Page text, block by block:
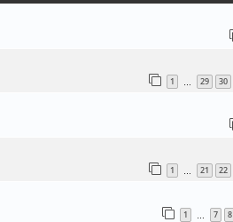
1 … 29 30
1 … 21 22
1 … 7 8